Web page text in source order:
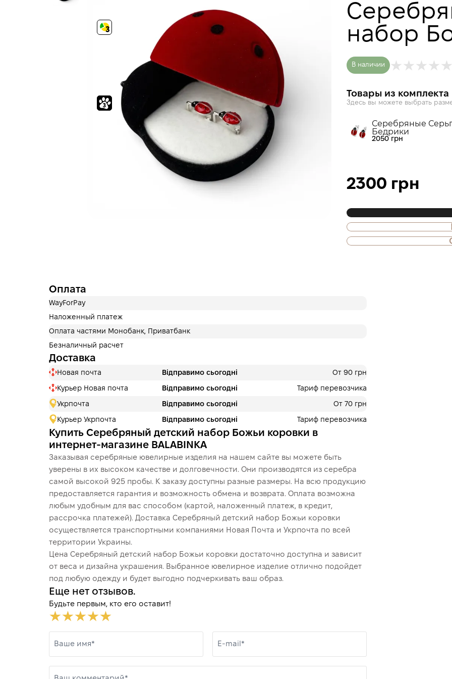
набор
В наличии
Товары из комплекта
Здесь вы можете выбрать
Серебряные
Бедрики
2050 грн
2300 грн
Также доступна
кроку.
Оплата
WayForPay
Наложенный платеж
Оплата частями Монобанк, Приватбанк
Безналичный расчет
Доставка
Новая почта Відправимо сьогодні От 90 грн
Курьер Новая почта Відправимо сьогодні Тариф перевозчика
Укрпочта Відправимо сьогодні От 70 грн
Курьер Укрпочта Відправимо сьогодні Тариф перевозчика
Купить Серебряный детский набор Божьи коровки в
интернет-магазине BALABINKA
Заказывая серебряные ювелирные изделия на нашем сайте вы можете быть
уверены в их высоком качестве и долговечности. Они производятся из серебра
самой высокой 925 пробы. К заказу доступны разные размеры. На всю продукцию
предоставляется гарантия и возможность обмена и возврата. Оплата возможна
любым удобным для вас способом (картой, наложенный платеж, в кредит,
рассрочка платежей). Доставка Серебряный детский набор Божьи коровки
осуществляется транспортными компаниями Новая Почта и Укрпочта по всей
территории Украины.
Цена Серебряный детский набор Божьи коровки достаточно доступна и зависит
от веса и дизайна украшения. Выбранное ювелирное изделие отлично подойдет
под любую одежду и будет выгодно подчеркивать ваш образ.
Еще нет отзывов.
Будьте первым, кто его оставит!
Ваше имя* E-mail*